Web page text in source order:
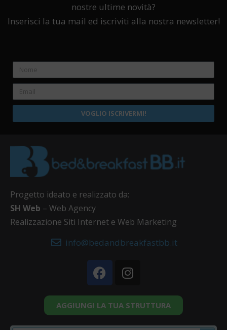
nostre ultime novità?
Inserisci la tua mail ed iscriviti alla nostra newsletter!
VOGLIO ISCRIVERMI!
Progetto ideato e realizzato da:
SH Web – Web Agency
Realizzazione Siti Internet e Web Marketing
info@bedandbreakfastbb.it
AGGIUNGI LA TUA STRUTTURA